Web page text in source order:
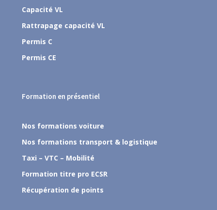
Capacité VL
Rattrapage capacité VL
Permis C
Permis CE
Formation en présentiel
Nos formations voiture
Nos formations transport & logistique
Taxi – VTC – Mobilité
Formation titre pro ECSR
Récupération de points